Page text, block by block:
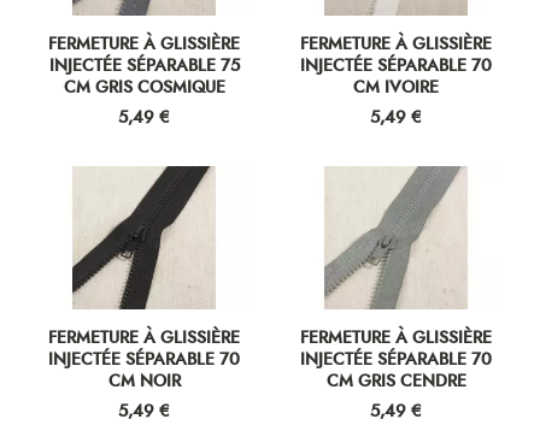
FERMETURE À GLISSIÈRE
INJECTÉE SÉPARABLE 75
CM GRIS COSMIQUE
Prix
5,49 €
FERMETURE À GLISSIÈRE
INJECTÉE SÉPARABLE 70
CM IVOIRE
Prix
5,49 €
FERMETURE À GLISSIÈRE
INJECTÉE SÉPARABLE 70
CM NOIR
Prix
5,49 €
FERMETURE À GLISSIÈRE
INJECTÉE SÉPARABLE 70
CM GRIS CENDRE
Prix
5,49 €